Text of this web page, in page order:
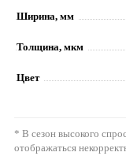
Ширина, мм
Толщина, мкм
Цвет
* В сезон высокого
отображаться